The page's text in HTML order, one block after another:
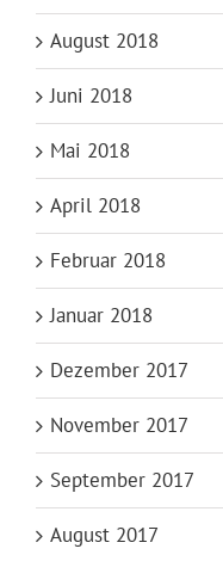
August 2018
Juni 2018
Mai 2018
April 2018
Februar 2018
Januar 2018
Dezember 2017
November 2017
September 2017
August 2017